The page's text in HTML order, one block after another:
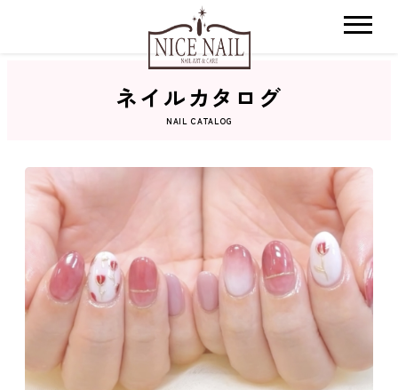
ネイルカタログ
おすすめクーポン
料金メニュー
コンセプト
ネイルカタログ
NAIL CATALOG